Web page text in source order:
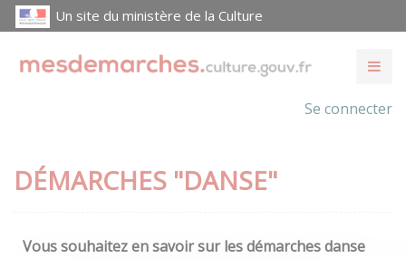
Un site du ministère de la Culture
Se connecter
DÉMARCHES "DANSE"
Vous souhaitez en savoir sur les démarches danse